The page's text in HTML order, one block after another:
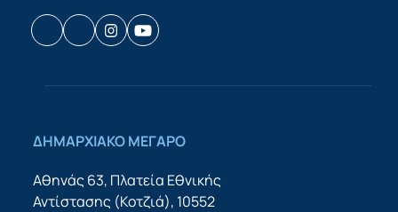
Facebook
HouzzInstagram
YouTube
ΔΗΜΑΡΧΙΑΚΟ ΜΕΓΑΡΟ
Αθηνάς 63, Πλατεία Εθνικής
Αντίστασης (Κοτζιά), 10552